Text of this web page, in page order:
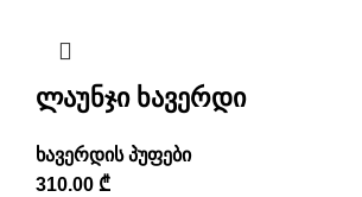
ლაუნჯი ხავერდი
ხავერდის პუფები
310.00 ₾